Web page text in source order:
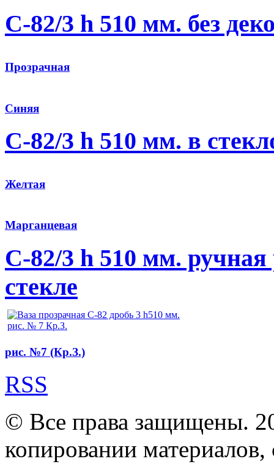
C-82/3 h 510 мм. без
Прозрачная
Синяя
C-82/3 h 510 мм. в
Желтая
Марганцевая
C-82/3 h 510 мм.
стекле
рис. №7 (Кр.З.)
RSS
© Все права защищены.
копировании материалов,